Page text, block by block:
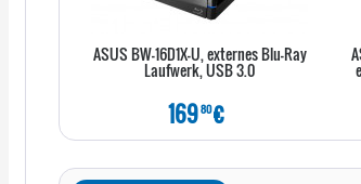
ASUS BW-16D1X-U, externes Blu-Ray
Laufwerk, USB 3.0
16980€